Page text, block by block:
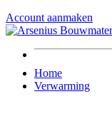
Account aanmaken
Home
Verwarming